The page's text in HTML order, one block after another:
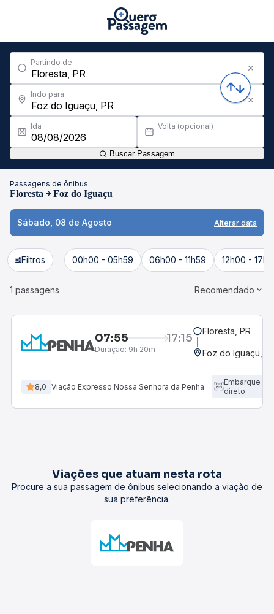
Partindo de
Indo para
Ida Volta (opcional)
Buscar Passagem
Passagens de ônibus
Floresta Foz do Iguaçu
Sábado, 08 de Agosto Alterar data
Filtros 00h00 - 05h59 06h00 - 11h59 12h00 -
1 passagens Recomendado
07:55 17:15
Duração: 9h 20m
Floresta, PR
Foz do Iguaçu,
8,0 Viação Expresso Nossa Senhora da Penha
Embarque
direto
Viações que atuam nesta rota
Procure a sua passagem de ônibus selecionando a viação de
sua preferência.